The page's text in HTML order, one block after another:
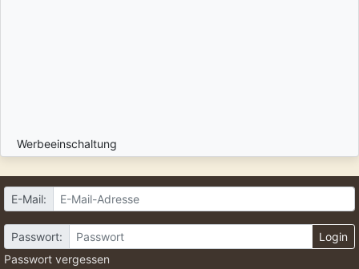
Werbeeinschaltung
E-Mail:
Passwort:
Login
Passwort vergessen